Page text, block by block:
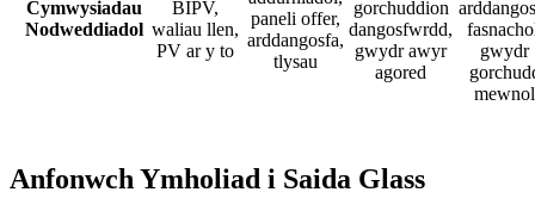
Cymwysiadau
Nodweddiadol
BIPV,
waliau llen,
PV ar y to
paneli offer,
arddangosfa,
tlysau
gorchuddion
dangosfwrdd,
gwydr awyr
agored
gwydr
mewnol
Anfonwch Ymholiad i Saida Glass